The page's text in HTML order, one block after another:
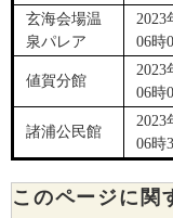
玄海会場温
泉パレア
2023
06時
値賀分館
2023
06時
諸浦公民館
2023
06時
このページに関